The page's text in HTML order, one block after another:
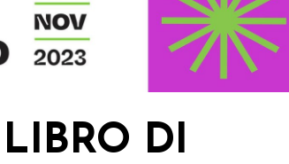
DI